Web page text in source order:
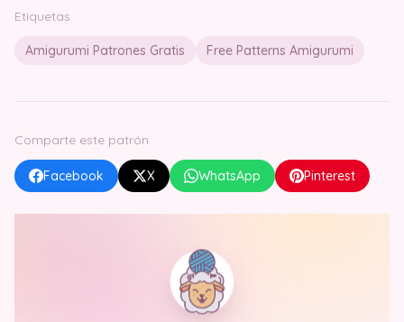
Etiquetas
Amigurumi Patrones Gratis Free Patterns Amigurumi
Comparte este patrón
Facebook X WhatsApp Pinterest